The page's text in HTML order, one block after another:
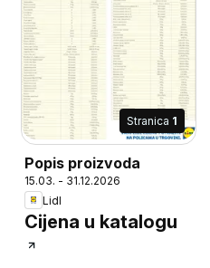
Stranica 1
Popis proizvoda
15.03. - 31.12.2026
Lidl
Cijena u katalogu